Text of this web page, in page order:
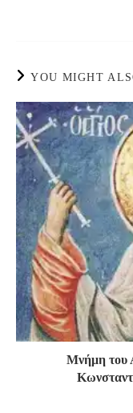
YOU MIGHT
Μνήμη του